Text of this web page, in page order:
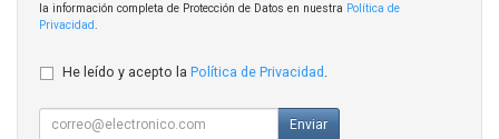
la información completa de Protección de Datos en nuestra Política de
Privacidad
He leído y acepto la Política de Privacidad
Enviar